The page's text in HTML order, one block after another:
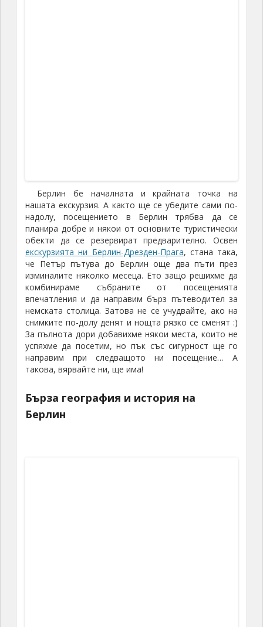
Берлин бе началната и крайната точка на
нашата екскурзия. А както ще се убедите сами по-
надолу, посещението в Берлин трябва да се
планира добре и някои от основните туристически
обекти да се резервират предварително. Освен
екскурзията ни Берлин-Дрезден-Прага, стана така,
че Петър пътува до Берлин още два пъти през
изминалите няколко месеца. Ето защо решихме да
комбинираме събраните от посещенията
впечатления и да направим бърз пътеводител за
немската столица. Затова не се учудвайте, ако на
снимките по-долу денят и нощта рязко се сменят :)
За пълнота дори добавихме някои места, които не
успяхме да посетим, но пък със сигурност ще го
направим при следващото ни посещение… А
такова, вярвайте ни, ще има!
Бърза география и история на
Берлин